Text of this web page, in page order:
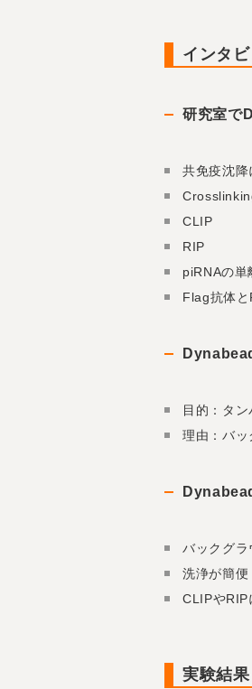
インタ
研究室で
共免疫沈
CLIP
RIP
piRNAの単
Flag抗体
目的：タ
理由：バッ
バックグラ
洗浄が簡便
CLIPやRIP
実験結果